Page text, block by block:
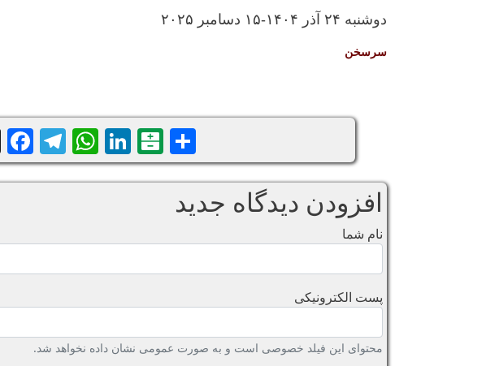
دوشنبه ۲۴ آذر ۱۴۰۴-۱۵ دسامبر ۲۰۲۵
سرسخن
Share
Balatarin
افزودن دیدگاه جدید
نام شما
پست الکترونیکی
محتوای این فیلد خصوصی است و به صورت عمومی نشان داده نخواهد شد.